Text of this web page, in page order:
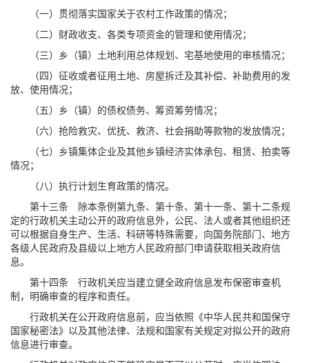
（一）贯彻落实国家关于农村工作政策的情况；
（二）财政收支、各类专项资金的管理和使用情况；
（三）乡（镇）土地利用总体规划、宅基地使用的审核情况；
（四）征收或者征用土地、房屋拆迁及其补偿、补助费用的发
放、使用情况；
（五）乡（镇）的债权债务、筹资筹劳情况；
（六）抢险救灾、优抚、救济、社会捐助等款物的发放情况；
（七）乡镇集体企业及其他乡镇经济实体承包、租赁、拍卖等
情况；
（八）执行计划生育政策的情况。
第十三条 除本条例第九条、第十条、第十一条、第十二条规
定的行政机关主动公开的政府信息外，公民、法人或者其他组织还
可以根据自身生产、生活、科研等特殊需要，向国务院部门、地方
各级人民政府及县级以上地方人民政府部门申请获取相关政府信
息。
第十四条 行政机关应当建立健全政府信息发布保密审查机
制，明确审查的程序和责任。
行政机关在公开政府信息前，应当依照《中华人民共和国保守
国家秘密法》以及其他法律、法规和国家有关规定对拟公开的政府
信息进行审查。